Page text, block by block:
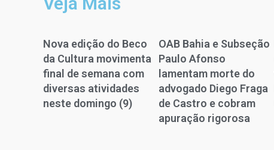
Nova edição do Beco
da Cultura movimenta
final de semana com
diversas atividades
neste domingo (9)
OAB Bahia e Subseção
Paulo Afonso
lamentam morte do
advogado Diego Fraga
de Castro e cobram
apuração rigorosa